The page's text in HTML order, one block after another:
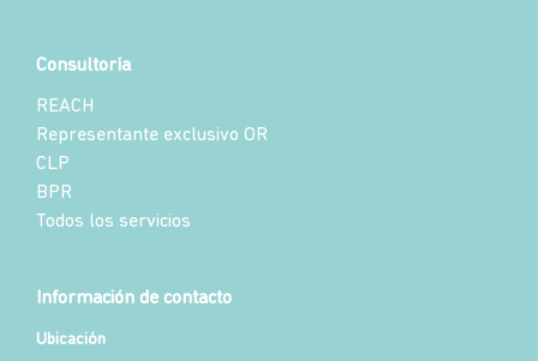
Consultoría
REACH
Representante exclusivo OR
CLP
BPR
Todos los servicios
Información de contacto
Ubicación